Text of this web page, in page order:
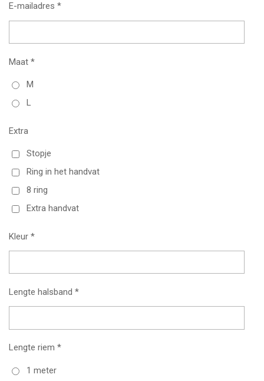
E-mailadres *
Maat *
M
L
Extra
Stopje
Ring in het handvat
8 ring
Extra handvat
Kleur *
Lengte halsband *
Lengte riem *
1 meter